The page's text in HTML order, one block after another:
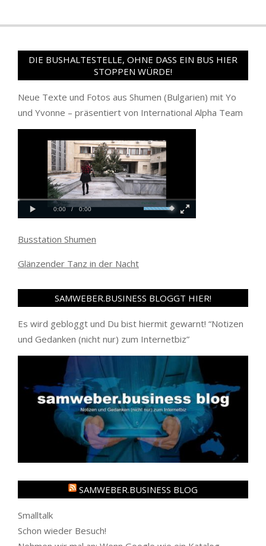
DIE BUSHALTESTELLE, OHNE DASS EIN BUS HIER
STOPPEN WÜRDE!
Neue Texte und Fotos aus Shumen (Bulgarien) mit Yo
und Yvonne – präsentiert von International Alpha Team
Busstation Shumen
Glänzender Tanz in der Nacht
SAMWEBER.BUSINESS BLOGGT HIER!
Es wird gebloggt und Du bist hiermit gewarnt! “Notizen
und Gedanken (nicht nur) zum Internetbiz”
SAMWEBER.BUSINESS BLOG
Smalltalk
Schon wieder Besuch!